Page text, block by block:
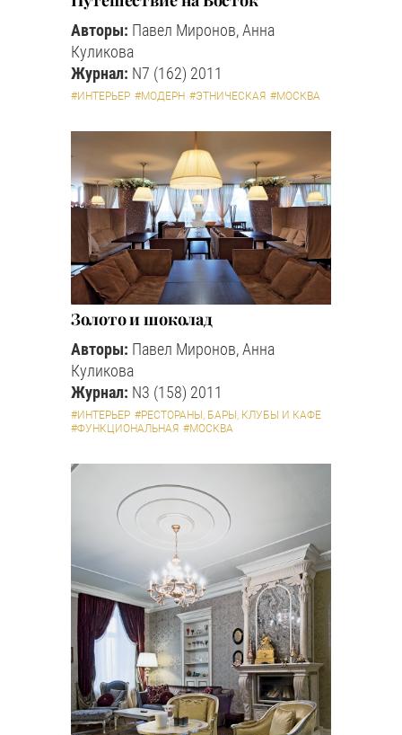
Авторы: Павел Миронов, Анна
Куликова
Журнал: N7 (162) 2011
#ИНТЕРЬЕР #МОДЕРН #ЭТНИЧЕСКАЯ #МОСКВА
Золото и шоколад
Авторы: Павел Миронов, Анна
Куликова
Журнал: N3 (158) 2011
#ИНТЕРЬЕР #РЕСТОРАНЫ, БАРЫ, КЛУБЫ И КАФЕ
#ФУНКЦИОНАЛЬНАЯ #МОСКВА